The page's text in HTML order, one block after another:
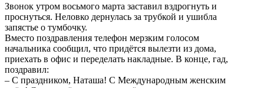
Звонок утром восьмого марта заставил вздрогнуть и
проснуться. Неловко дернулась за трубкой и ушибла
запястье о тумбочку.
Вместо поздравления телефон мерзким голосом
начальника сообщил, что придётся вылезти из дома,
приехать в офис и переделать накладные. В конце, гад,
поздравил:
– С праздником, Наташа! С Международным женским